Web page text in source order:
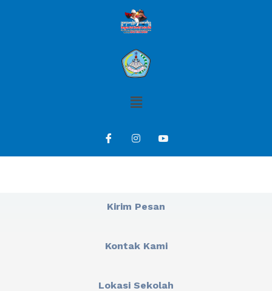
Kirim Pesan
Kontak Kami
Lokasi Sekolah